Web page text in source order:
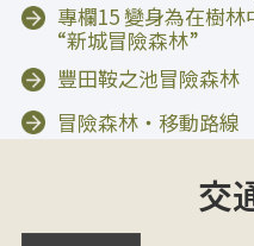
專欄15 變身為在樹林
“新城冒險森林”
豐田鞍之池冒險森林
冒險森林・移動路線
交